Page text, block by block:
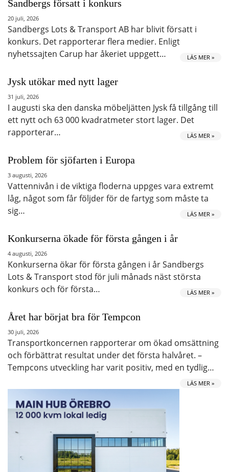
Sandbergs försatt i konkurs
20 juli, 2026
Sandbergs Lots & Transport AB har blivit försatt i
konkurs. Det rapporterar flera medier. Enligt
nyhetssajten Carup har åkeriet uppgett…
LÄS MER »
Jysk utökar med nytt lager
31 juli, 2026
I augusti ska den danska möbeljätten Jysk få tillgång till
ett nytt och 63 000 kvadratmeter stort lager. Det
rapporterar…
LÄS MER »
Problem för sjöfarten i Europa
3 augusti, 2026
Vattennivån i de viktiga floderna uppges vara extremt
låg, något som får följder för de fartyg som måste ta
sig…
LÄS MER »
Konkurserna ökade för första gången i år
4 augusti, 2026
Konkurserna ökar för första gången i år Sandbergs
Lots & Transport stod för juli månads näst största
konkurs och för första…
LÄS MER »
Året har börjat bra för Tempcon
30 juli, 2026
Transportkoncernen rapporterar om ökad omsättning
och förbättrat resultat under det första halvåret. –
Tempcons utveckling har varit positiv, med en tydlig…
LÄS MER »